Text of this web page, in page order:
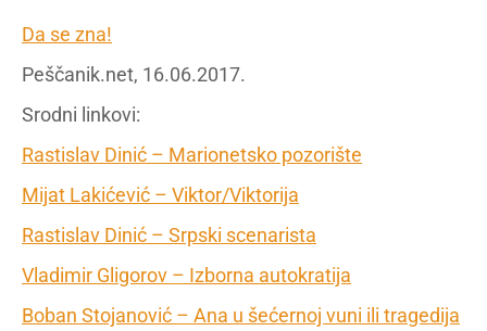
Da se zna!
Peščanik.net, 16.06.2017.
Srodni linkovi:
Rastislav Dinić – Marionetsko pozorište
Mijat Lakićević – Viktor/Viktorija
Rastislav Dinić – Srpski scenarista
Vladimir Gligorov – Izborna autokratija
Boban Stojanović – Ana u šećernoj vuni ili tragedija